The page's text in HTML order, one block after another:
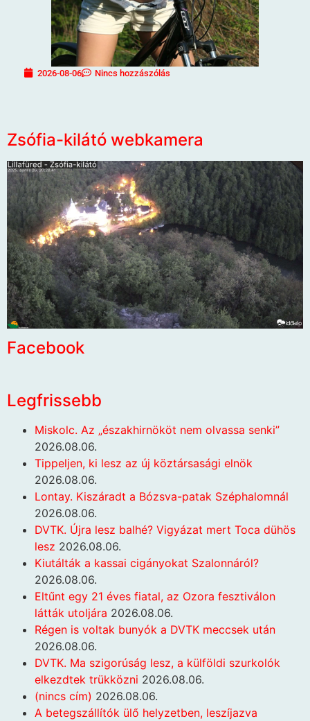
2026-08-06 Nincs hozzászólás
Zsófia-kilátó webkamera
Facebook
Legfrissebb
Miskolc. Az „északhirnököt nem olvassa senki”
2026.08.06.
Tippeljen, ki lesz az új köztársasági elnök
2026.08.06.
Lontay. Kiszáradt a Bózsva-patak Széphalomnál
2026.08.06.
DVTK. Újra lesz balhé? Vigyázat mert Toca dühös
lesz 2026.08.06.
Kiutálták a kassai cigányokat Szalonnáról?
2026.08.06.
Eltűnt egy 21 éves fiatal, az Ozora fesztiválon
látták utoljára 2026.08.06.
Régen is voltak bunyók a DVTK meccsek után
2026.08.06.
DVTK. Ma szigorúság lesz, a külföldi szurkolók
elkezdtek trükközni 2026.08.06.
(nincs cím) 2026.08.06.
A betegszállítók ülő helyzetben, leszíjazva